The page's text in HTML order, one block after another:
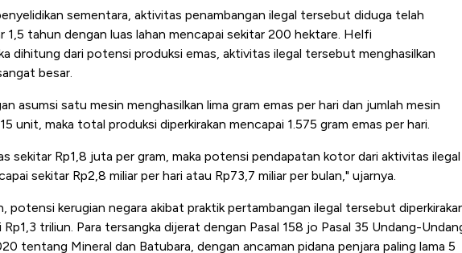
sementara, aktivitas penambangan ilegal tersebut diduga telah
1,5 tahun dengan luas lahan mencapai sekitar 200 hektare. Helfi
dihitung dari potensi produksi emas, aktivitas ilegal tersebut menghasilkan
besar.
asumsi satu mesin menghasilkan lima gram emas per hari dan jumlah mesin
unit, maka total produksi diperkirakan mencapai 1.575 gram emas per hari.
sekitar Rp1,8 juta per gram, maka potensi pendapatan kotor dari aktivitas ilegal
sekitar Rp2,8 miliar per hari atau Rp73,7 miliar per bulan," ujarnya.
potensi kerugian negara akibat praktik pertambangan ilegal tersebut
Rp1,3 triliun. Para tersangka dijerat dengan Pasal 158 jo Pasal 35 Undang-
tentang Mineral dan Batubara, dengan ancaman pidana penjara paling lama 5